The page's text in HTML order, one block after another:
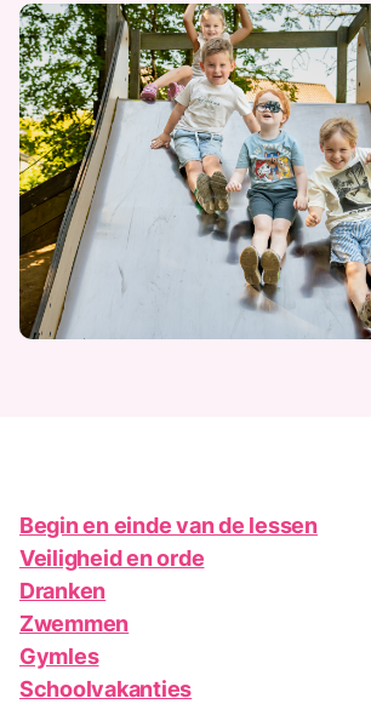
Begin en einde van de lessen
Veiligheid en orde
Dranken
Zwemmen
Gymles
Schoolvakanties